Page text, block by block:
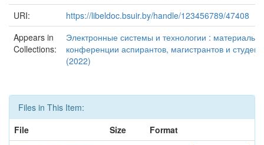
URI:
https://libeldoc.bsuir.by/handle/123456789/47408
Appears in
Collections:
Электронные системы и технологии : материалы
конференции аспирантов, магистрантов и
(2022)
Files in This Item:
File
Size
Format